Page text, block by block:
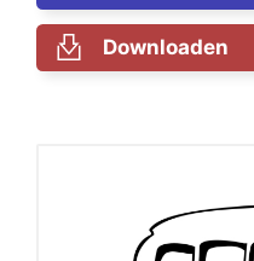
Downloaden